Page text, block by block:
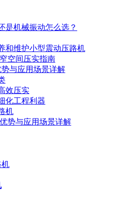
是机械振动怎么选？
和维护小型震动压路机
空间压实指南
与应用场景详解
效压实
化工程利器
机
势与应用场景详解